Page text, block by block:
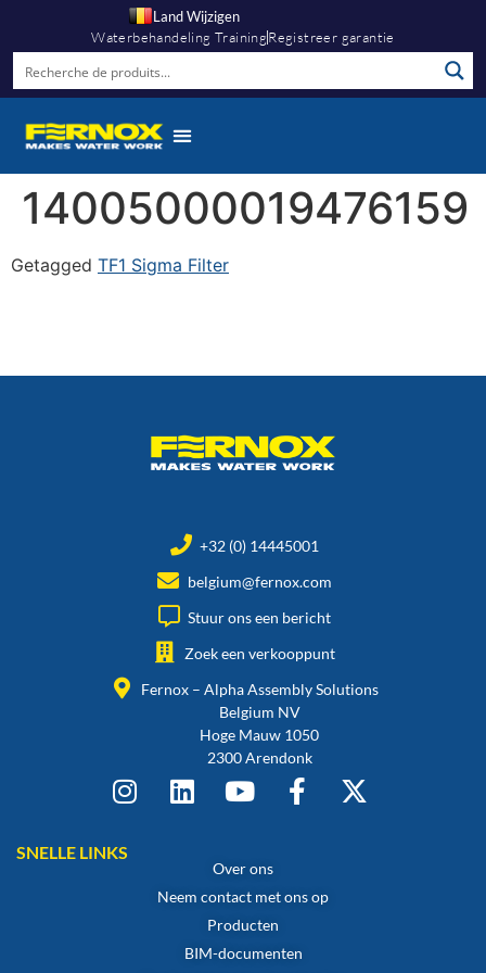
Land Wijzigen
Waterbehandeling TrainingRegistreer garantie
14005000019476159
Getagged TF1 Sigma Filter
+32 (0) 14445001
belgium@fernox.com
Stuur ons een bericht
Zoek een verkooppunt
Fernox – Alpha Assembly Solutions
Belgium NV
Hoge Mauw 1050
2300 Arendonk
SNELLE LINKS
Over ons
Neem contact met ons op
Producten
BIM-documenten